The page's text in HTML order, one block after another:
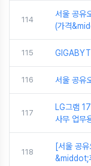
114
서울 공유
(가격
115
116 서울 공유
117
LG그램
사무 업무
118
[서울 공
&middot;